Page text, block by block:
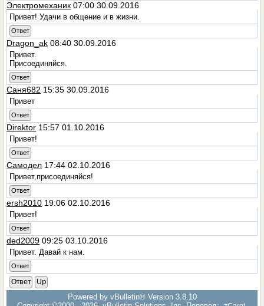
Электромеханик 07:00 30.09.2016
Привет! Удачи в общение и в жизни.
Ответ
Dragon_ak 08:40 30.09.2016
Привет.
Присоединяйся.
Ответ
Саня682 15:35 30.09.2016
Привет
Ответ
Direktor 15:57 01.10.2016
Привет!
Ответ
Самодел 17:44 02.10.2016
Привет,присоединяйся!
Ответ
ersh2010 19:06 02.10.2016
Привет!
Ответ
ded2009 09:25 03.10.2016
Привет. Давай к нам.
Ответ
Ответ
Up
Powered by vBulletin® Version 3.8.10